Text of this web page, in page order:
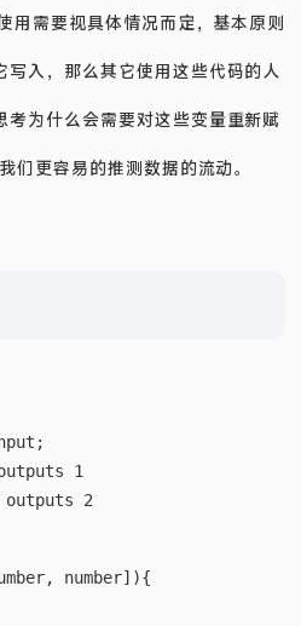
用需要视具体情况而定，基本原则
入，那么其它使用这些代码的人
为什么会需要对这些变量重新赋
们更容易的推测数据的流动。
1
number]){